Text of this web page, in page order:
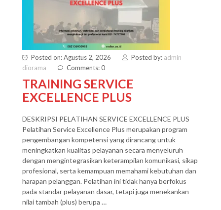
Posted on: Agustus 2, 2026 Posted by: admin
diorama
Comments: 0
TRAINING SERVICE
EXCELLENCE PLUS
DESKRIPSI PELATIHAN SERVICE EXCELLENCE PLUS
Pelatihan Service Excellence Plus merupakan program
pengembangan kompetensi yang dirancang untuk
meningkatkan kualitas pelayanan secara menyeluruh
dengan mengintegrasikan keterampilan komunikasi, sikap
profesional, serta kemampuan memahami kebutuhan dan
harapan pelanggan. Pelatihan ini tidak hanya berfokus
pada standar pelayanan dasar, tetapi juga menekankan
nilai tambah (plus) berupa …